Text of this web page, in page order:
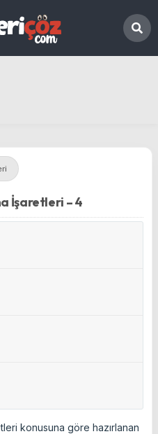
İşaretleri – 4
konusuna göre hazırlanan